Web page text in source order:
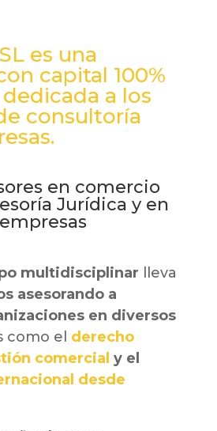
es una
capital 100%
a los
consultoría
en comercio
Jurídica y en
multidisciplinar lleva
asesorando a
en diversos
como el derecho
comercial y el
desde